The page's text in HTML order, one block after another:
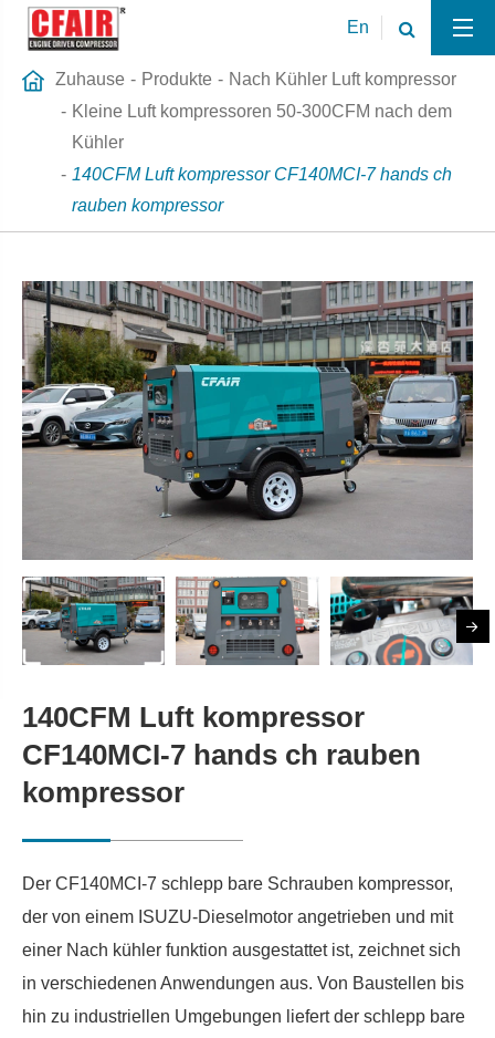
En
Zuhause Produkte
Nach Kühler Luft kompressor
Kleine Luft kompressoren 50-300CFM nach dem
Kühler
140CFM Luft kompressor CF140MCI-7 hands ch
rauben kompressor
140CFM Luft kompressor
CF140MCI-7 hands ch rauben
kompressor
Der CF140MCI-7 schlepp bare Schrauben kompressor,
der von einem ISUZU-Dieselmotor angetrieben und mit
einer Nach kühler funktion ausgestattet ist, zeichnet sich
in verschiedenen Anwendungen aus. Von Baustellen bis
hin zu industriellen Umgebungen liefert der schlepp bare